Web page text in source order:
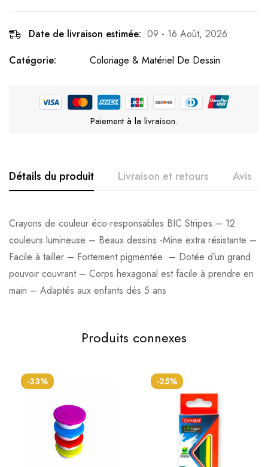
Date de livraison estimée: 09 - 16 Août, 2026
Catégorie:
Coloriage & Matériel De Dessin
Paiement à la livraison.
Détails du produit Livraison et retours Avis
Crayons de couleur éco-responsables BIC Stripes – 12
couleurs lumineuse – Beaux dessins -Mine extra résistante –
Facile à tailler – Fortement pigmentée – Dotée d’un grand
pouvoir couvrant – Corps hexagonal est facile à prendre en
main – Adaptés aux enfants dès 5 ans
Produits connexes
-33% -25%